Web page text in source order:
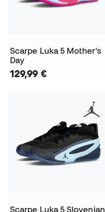
Scarpe Luka 5 Mother's
Day
129,99 €
Scarpe Luka 5 Slovenian